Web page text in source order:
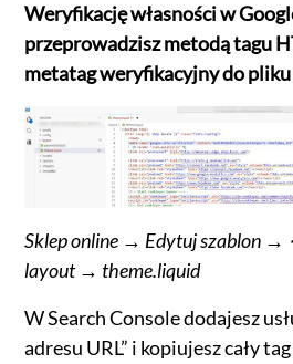
Weryfikację własności w
przeprowadzisz metodą tagu
metatag weryfikacyjny do
Sklep online → Edytuj szablon
layout → theme.liquid
W Search Console dodajesz
adresu URL” i kopiujesz cały